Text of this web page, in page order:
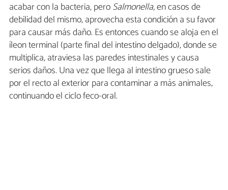
acabar con la bacteria, peroSalmonella,en casos de
debilidad del mismo, aprovecha esta condición a su favor
para causar más daño. Es entonces cuando se aloja en el
íleon terminal (parte final del intestino delgado), donde se
multiplica, atraviesa las paredes intestinales y causa
serios daños. Una vez que llega al intestino grueso sale
por el recto al exterior para contaminar a más animales,
continuando el ciclo feco-oral.